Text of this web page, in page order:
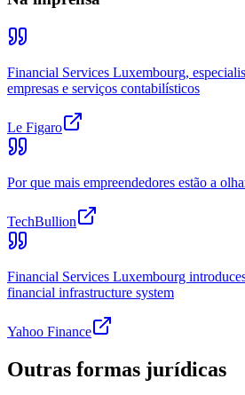
Financial Services Luxembourg,
empresas e serviços contabilísticos
Le Figaro
Por que mais empreendedores estão a
TechBullion
Financial Services Luxembourg
financial infrastructure system
Yahoo Finance
Outras formas jurídicas